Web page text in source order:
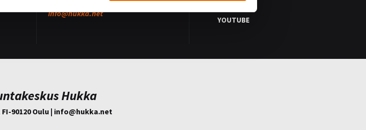
info@hukka.net
YOUTUBE
Hukka
90120 Oulu | info@hukka.net